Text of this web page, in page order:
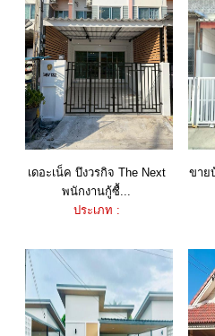
เดอะเน็ค บึงวรกิจ The Next
พนักงานกู้ซื้...
ประเภท :
ขาย